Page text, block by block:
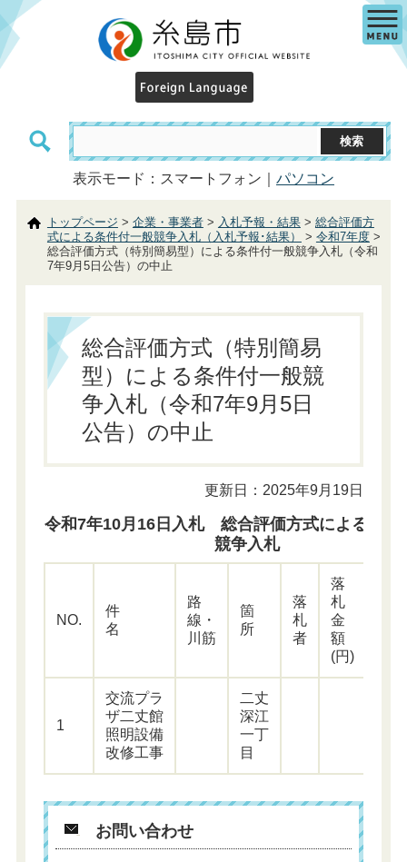
表示モード：スマートフォン｜ パソコン
トップページ > 企業・事業者> 入札予報・結果> 総合評価方
式による条件付一般競争入札（入札予報･結果）
> 令和7年度>
総合評価方式（特別簡易型）による条件付一般競争入札（令和
7年9月5日公告）の中止
総合評価方式（特別簡易
型）による条件付一般競
争入札（令和7年9月5日
公告）の中止
更新日：2025年9月19日
令和7年10月16日入札 総合評価方式による条件
競争入札
NO.
件
名
路
線・
川筋
箇
所
落
札
者
落
札
金
額
(円)
1
交流プラ
ザ二丈館
照明設備
改修工事
二丈
深江
一丁
目
お問い合わせ